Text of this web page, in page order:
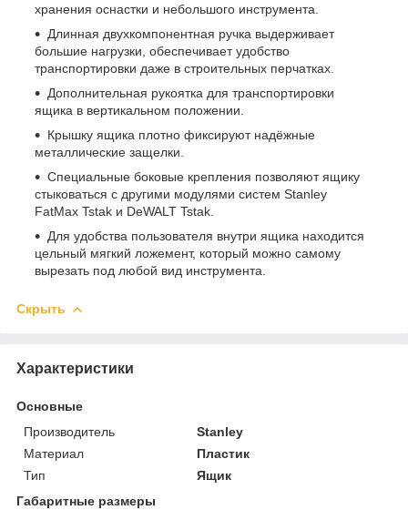
хранения оснастки и небольшого инструмента.
Длинная двухкомпонентная ручка выдерживает
большие нагрузки, обеспечивает удобство
транспортировки даже в строительных перчатках.
Дополнительная рукоятка для транспортировки
ящика в вертикальном положении.
Крышку ящика плотно фиксируют надёжные
металлические защелки.
Специальные боковые крепления позволяют ящику
стыковаться с другими модулями систем Stanley
FatMax Tstak и DeWALT Tstak.
Для удобства пользователя внутри ящика находится
цельный мягкий ложемент, который можно самому
вырезать под любой вид инструмента.
Скрыть
Характеристики
Основные
Производитель
Stanley
Материал
Пластик
Тип
Ящик
Габаритные размеры